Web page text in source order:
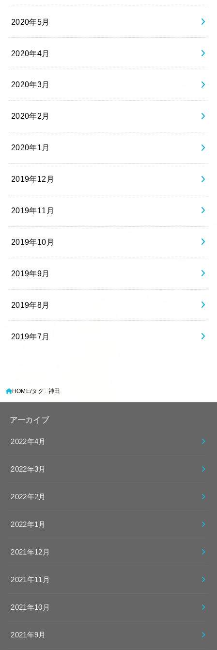
2020年5月
2020年4月
2020年3月
2020年2月
2020年1月
2019年12月
2019年11月
2019年10月
2019年9月
2019年8月
2019年7月
HOME タグ : 神田
アーカイブ
2022年4月
2022年3月
2022年2月
2022年1月
2021年12月
2021年11月
2021年10月
2021年9月